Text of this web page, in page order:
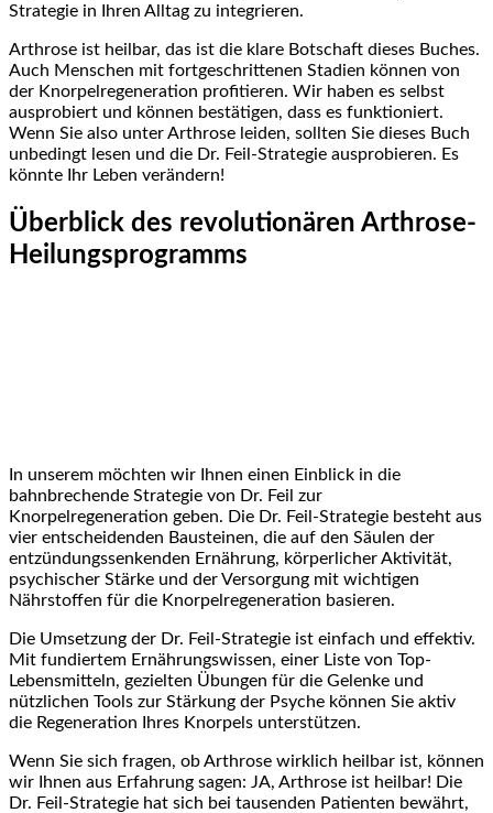
Strategie in Ihren Alltag zu integrieren.
Arthrose ist heilbar, das ist die klare Botschaft dieses Buches.
Auch Menschen mit fortgeschrittenen Stadien können von
der ⁢Knorpelregeneration profitieren. Wir haben es selbst
ausprobiert und können bestätigen, dass es funktioniert.
Wenn Sie also unter Arthrose leiden, sollten Sie dieses Buch
unbedingt‍ lesen und⁤ die Dr. Feil-Strategie ausprobieren. Es
könnte Ihr Leben verändern!
Überblick des revolutionären Arthrose-
Heilungsprogramms
In unserem möchten‌ wir Ihnen einen Einblick in die
bahnbrechende Strategie ​von Dr. Feil zur
Knorpelregeneration⁢ geben. Die ‍Dr. Feil-Strategie besteht aus
vier entscheidenden Bausteinen, die auf den Säulen der
entzündungssenkenden Ernährung, körperlicher Aktivität,
psychischer Stärke‌ und der‍ Versorgung‌ mit wichtigen
Nährstoffen für die Knorpelregeneration basieren.
Die Umsetzung der Dr. Feil-Strategie ist einfach und effektiv.
Mit fundiertem Ernährungswissen, einer Liste ⁣von Top-
Lebensmitteln, gezielten Übungen für die ⁣Gelenke und
‍nützlichen Tools zur Stärkung der Psyche können Sie aktiv
die Regeneration Ihres Knorpels unterstützen.
Wenn Sie sich⁢ fragen, ob Arthrose wirklich‌ heilbar ist, können
wir Ihnen aus Erfahrung sagen: JA,⁤ Arthrose ist heilbar! Die
Dr. Feil-Strategie hat sich bei tausenden Patienten bewährt,